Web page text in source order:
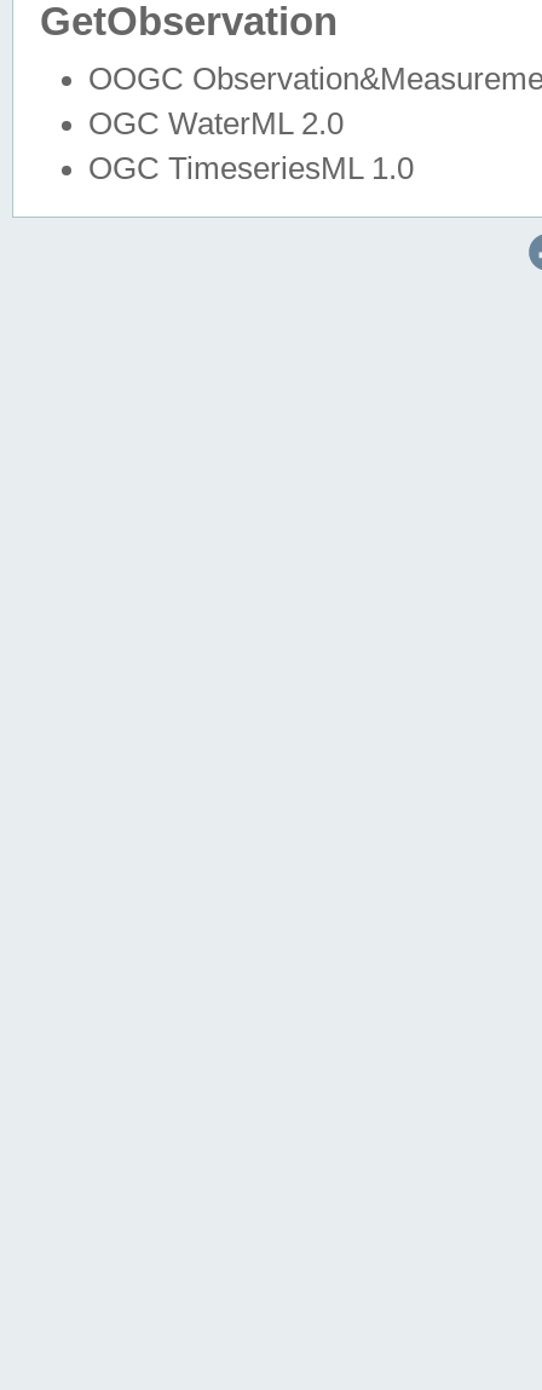
GetObservation
OOGC
OGC WaterML 2.0
OGC TimeseriesML 1.0